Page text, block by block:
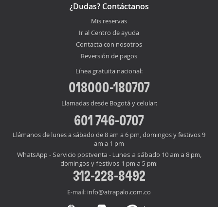
¿Dudas? Contáctanos
Mis reservas
Ir al Centro de ayuda
Contacta con nosotros
Reversión de pagos
Línea gratuita nacional:
018000-180707
Llamadas desde Bogotá y celular:
601 746-0707
Llámanos de lunes a sábado de 8 am a 6 pm, domingos y festivos 9
am a 1 pm
WhatsApp - Servicio postventa - Lunes a sábado 10 am a 8 pm,
domingos y festivos 1 pm a 5 pm:
312-228-8492
E-mail: info@atrapalo.com.co